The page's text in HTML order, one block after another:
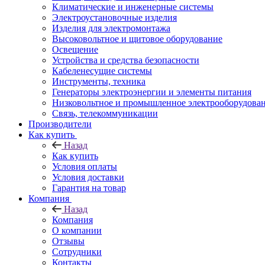
Климатические и инженерные системы
Электроустановочные изделия
Изделия для электромонтажа
Высоковольтное и щитовое оборудование
Освещение
Устройства и средства безопасности
Кабеленесущие системы
Инструменты, техника
Генераторы электроэнергии и элементы питания
Низковольтное и промышленное
Связь, телекоммуникации
Производители
Как купить
Назад
Как купить
Условия оплаты
Условия доставки
Гарантия на товар
Компания
Назад
Компания
О компании
Отзывы
Сотрудники
Контакты